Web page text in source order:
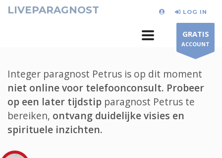
LIVEPARAGNOST LOG IN
GRATIS
ACCOUNT
Integer paragnost Petrus is op dit moment
niet online voor telefoonconsult. Probeer
op een later tijdstip paragnost Petrus te
bereiken, ontvang duidelijke visies en
spirituele inzichten.